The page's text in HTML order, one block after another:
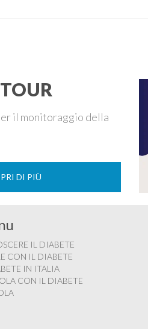
il monitoraggio della
DI PIÙ
IL DIABETE
CON IL DIABETE
IN ITALIA
CON IL DIABETE